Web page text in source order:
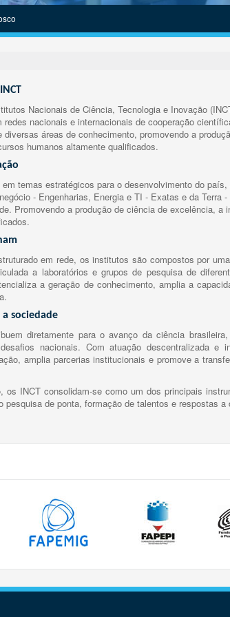
Nacionais de Ciência, Tecnologia e Inovação
redes nacionais e internacionais de cooperação
diversas áreas de conhecimento, promovendo a
humanos altamente qualificados.
temas estratégicos para o desenvolvimento do
- Engenharias, Energia e TI - Exatas e da
Promovendo a produção de ciência de excelência,
em rede, os institutos são compostos por
a laboratórios e grupos de pesquisa de
a geração de conhecimento, amplia a
sociedade
diretamente para o avanço da ciência
nacionais. Com atuação descentralizada e
amplia parcerias institucionais e promove a
os INCT consolidam-se como um dos principais
pesquisa de ponta, formação de talentos e respostas